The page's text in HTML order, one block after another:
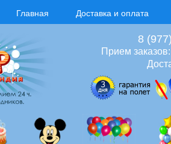
Главная Доставка и оплата
8
Прием